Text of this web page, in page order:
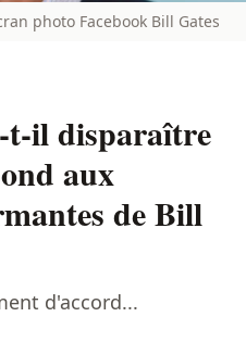
photo Facebook Bill Gates
t-il disparaître
aux
de Bill
d'accord...